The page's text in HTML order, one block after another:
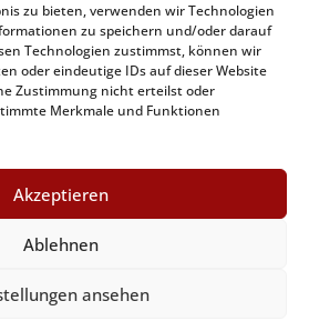
zu bieten, verwenden wir Technologien
zu speichern und/oder darauf
Technologien zustimmst, können wir
oder eindeutige IDs auf dieser Website
Zustimmung nicht erteilst oder
Merkmale und Funktionen
Akzeptieren
Ablehnen
ansehen